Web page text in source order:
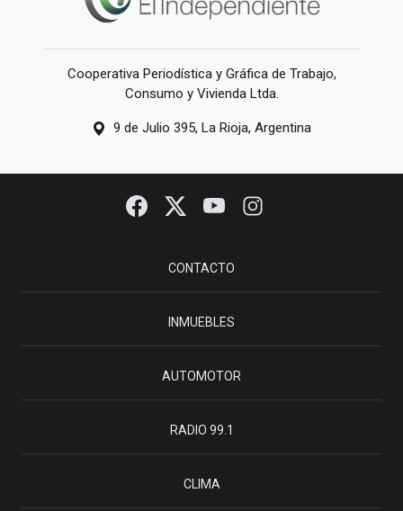
Cooperativa Periodística y Gráfica de Trabajo,
Consumo y Vivienda Ltda.
9 de Julio 395, La Rioja, Argentina
CONTACTO
INMUEBLES
AUTOMOTOR
RADIO 99.1
CLIMA